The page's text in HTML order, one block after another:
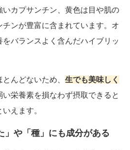
カプサンチン、黄色は目や肌の
ンが豊富に含まれています。オ
バランスよく含んだハイブリッ
んどないため、 生でも美味しく
い栄養素を損なわず摂取できると
えます。
」や「種」にも成分がある